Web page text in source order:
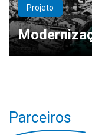
Projeto
Parceiros